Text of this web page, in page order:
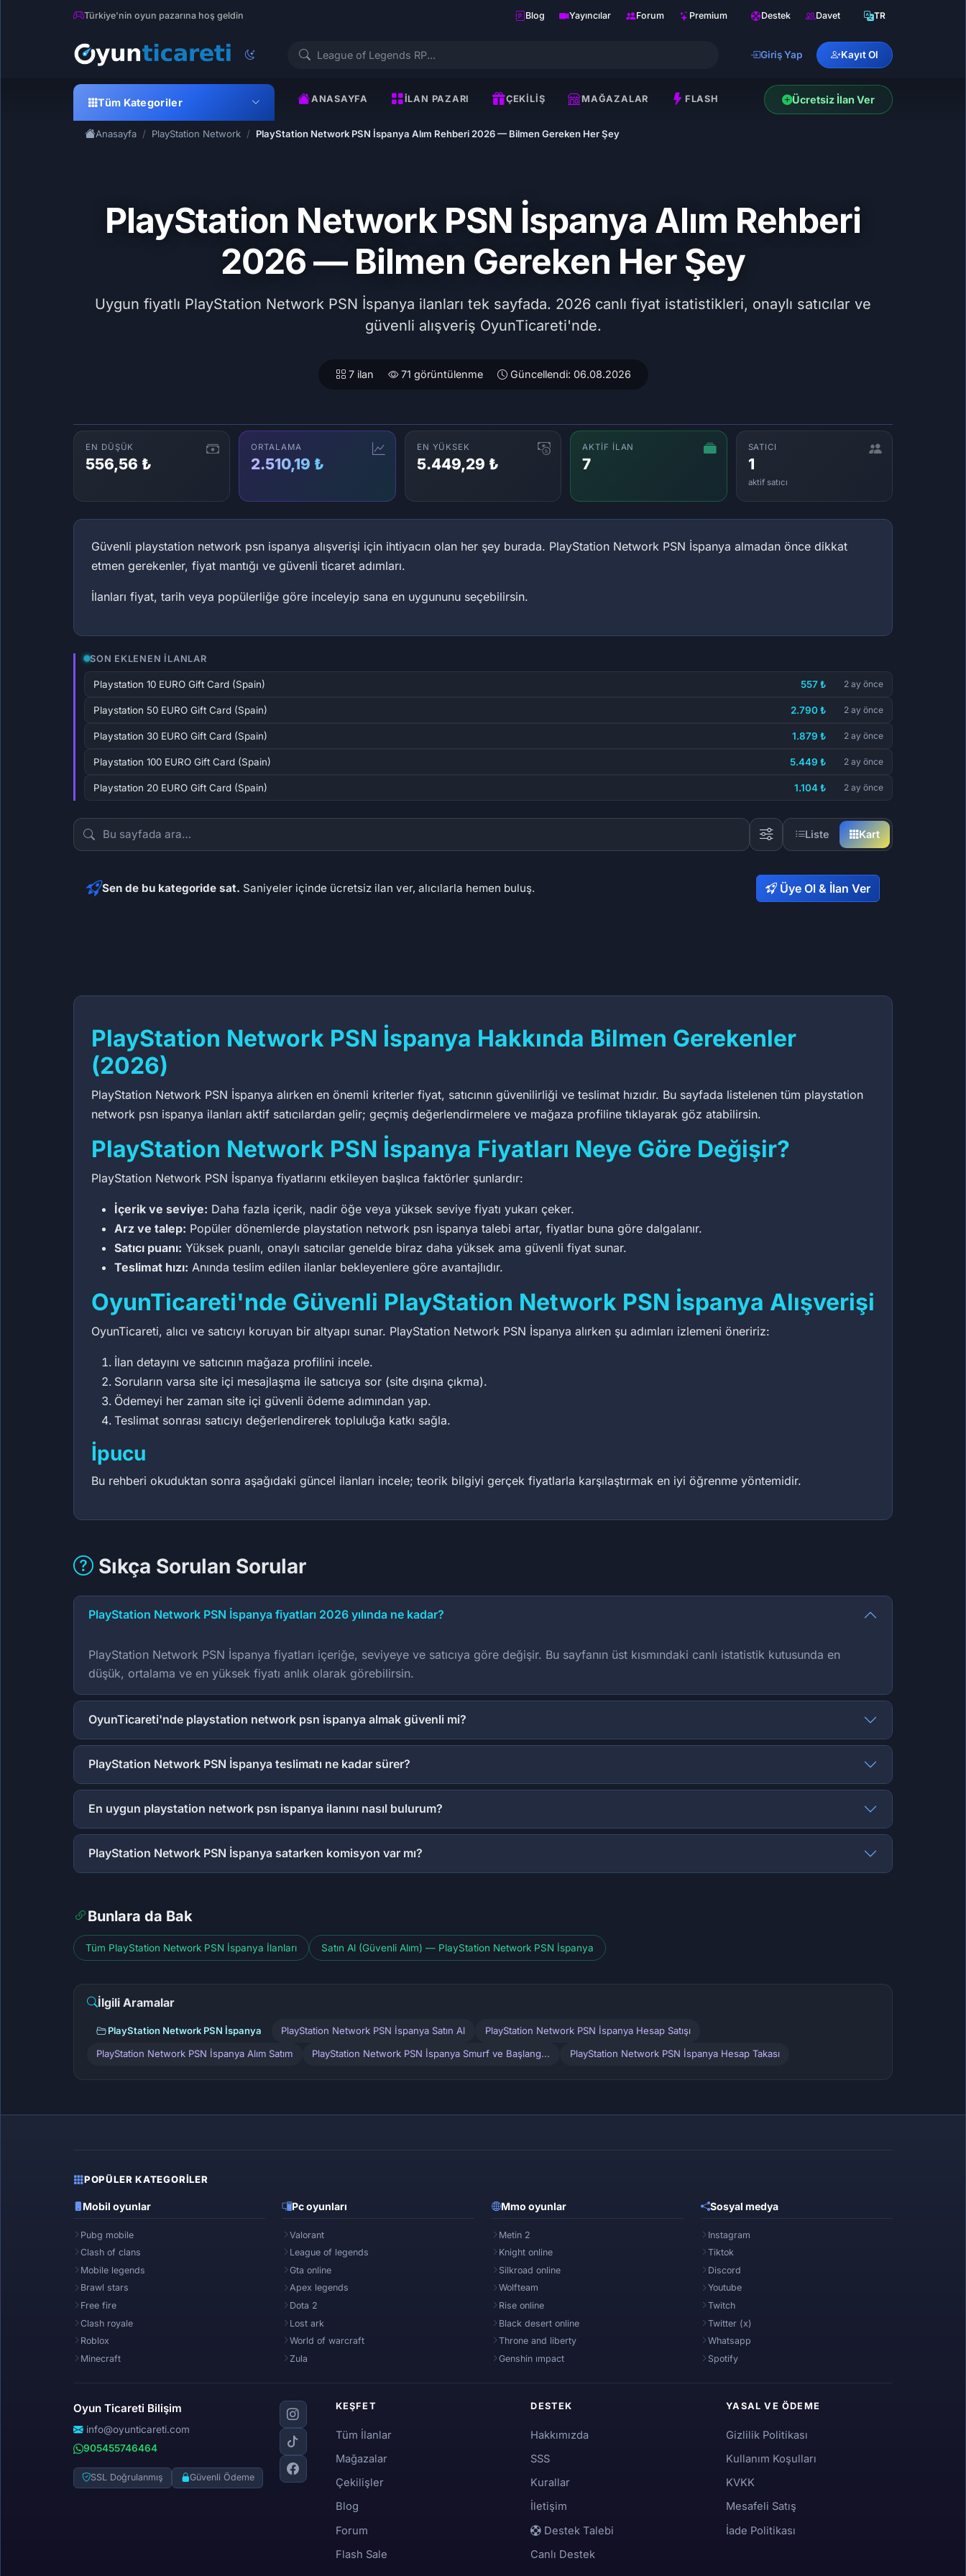
Türkiye'nin oyun pazarına hoş geldin Blog Yayıncılar Forum Premium Destek Davet TR
Giriş Yap Kayıt Ol
Tüm Kategoriler ANASAYFA İLAN PAZARI ÇEKILIŞ MAĞAZALAR FLASH Ücretsiz İlan Ver
Anasayfa PlayStation Network PlayStation Network PSN İspanya Alım Rehberi 2026 — Bilmen Gereken Her Şey
PlayStation Network PSN İspanya Alım Rehberi
2026 — Bilmen Gereken Her Şey
Uygun fiyatlı PlayStation Network PSN İspanya ilanları tek sayfada. 2026 canlı fiyat istatistikleri, onaylı satıcılar ve
güvenli alışveriş OyunTicareti'nde.
7 ilan 71 görüntülenme Güncellendi: 06.08.2026
EN DÜŞÜK
556,56 ₺
ORTALAMA
2.510,19 ₺
EN YÜKSEK
5.449,29 ₺
AKTIF İLAN
7
SATICI
1
aktif satıcı
Güvenli playstation network psn ispanya alışverişi için ihtiyacın olan her şey burada. PlayStation Network PSN İspanya almadan önce dikkat
etmen gerekenler, fiyat mantığı ve güvenli ticaret adımları.
İlanları fiyat, tarih veya popülerliğe göre inceleyip sana en uygununu seçebilirsin.
SON EKLENEN İLANLAR
Playstation 10 EURO Gift Card (Spain) 557 ₺ 2 ay önce
Playstation 50 EURO Gift Card (Spain) 2.790 ₺ 2 ay önce
Playstation 30 EURO Gift Card (Spain) 1.879 ₺ 2 ay önce
Playstation 100 EURO Gift Card (Spain) 5.449 ₺ 2 ay önce
Playstation 20 EURO Gift Card (Spain) 1.104 ₺ 2 ay önce
Liste Kart
Sen de bu kategoride sat. Saniyeler içinde ücretsiz ilan ver, alıcılarla hemen buluş. Üye Ol & İlan Ver
PlayStation Network PSN İspanya Hakkında Bilmen Gerekenler
(2026)
PlayStation Network PSN İspanya alırken en önemli kriterler fiyat, satıcının güvenilirliği ve teslimat hızıdır. Bu sayfada listelenen tüm playstation
network psn ispanya ilanları aktif satıcılardan gelir; geçmiş değerlendirmelere ve mağaza profiline tıklayarak göz atabilirsin.
PlayStation Network PSN İspanya Fiyatları Neye Göre Değişir?
PlayStation Network PSN İspanya fiyatlarını etkileyen başlıca faktörler şunlardır:
İçerik ve seviye: Daha fazla içerik, nadir öğe veya yüksek seviye fiyatı yukarı çeker.
Arz ve talep: Popüler dönemlerde playstation network psn ispanya talebi artar, fiyatlar buna göre dalgalanır.
Satıcı puanı: Yüksek puanlı, onaylı satıcılar genelde biraz daha yüksek ama güvenli fiyat sunar.
Teslimat hızı: Anında teslim edilen ilanlar bekleyenlere göre avantajlıdır.
OyunTicareti'nde Güvenli PlayStation Network PSN İspanya Alışverişi
OyunTicareti, alıcı ve satıcıyı koruyan bir altyapı sunar. PlayStation Network PSN İspanya alırken şu adımları izlemeni öneririz:
İlan detayını ve satıcının mağaza profilini incele.
Soruların varsa site içi mesajlaşma ile satıcıya sor (site dışına çıkma).
Ödemeyi her zaman site içi güvenli ödeme adımından yap.
Teslimat sonrası satıcıyı değerlendirerek topluluğa katkı sağla.
İpucu
Bu rehberi okuduktan sonra aşağıdaki güncel ilanları incele; teorik bilgiyi gerçek fiyatlarla karşılaştırmak en iyi öğrenme yöntemidir.
Sıkça Sorulan Sorular
PlayStation Network PSN İspanya fiyatları 2026 yılında ne kadar?
PlayStation Network PSN İspanya fiyatları içeriğe, seviyeye ve satıcıya göre değişir. Bu sayfanın üst kısmındaki canlı istatistik kutusunda en
düşük, ortalama ve en yüksek fiyatı anlık olarak görebilirsin.
OyunTicareti'nde playstation network psn ispanya almak güvenli mi?
PlayStation Network PSN İspanya teslimatı ne kadar sürer?
En uygun playstation network psn ispanya ilanını nasıl bulurum?
PlayStation Network PSN İspanya satarken komisyon var mı?
Bunlara da Bak
Tüm PlayStation Network PSN İspanya İlanları Satın Al (Güvenli Alım) — PlayStation Network PSN İspanya
İlgili Aramalar
PlayStation Network PSN İspanya PlayStation Network PSN İspanya Satın Al PlayStation Network PSN İspanya Hesap Satışı
PlayStation Network PSN İspanya Alım Satım PlayStation Network PSN İspanya Smurf ve Başlang... PlayStation Network PSN İspanya Hesap Takası
POPÜLER KATEGORILER
Mobil oyunlar
Pubg mobile
Clash of clans
Mobile legends
Brawl stars
Free fire
Clash royale
Roblox
Minecraft
Pc oyunları
Valorant
League of legends
Gta online
Apex legends
Dota 2
Lost ark
World of warcraft
Zula
Mmo oyunlar
Metin 2
Knight online
Silkroad online
Wolfteam
Rise online
Black desert online
Throne and liberty
Genshin ımpact
Sosyal medya
Instagram
Tiktok
Discord
Youtube
Twitch
Twitter (x)
Whatsapp
Spotify
Oyun Ticareti Bilişim
info@oyunticareti.com
905455746464
SSL Doğrulanmış Güvenli Ödeme
KEŞFET
Tüm İlanlar
Mağazalar
Çekilişler
Blog
Forum
Flash Sale
DESTEK
Hakkımızda
SSS
Kurallar
İletişim
Destek Talebi
Canlı Destek
YASAL VE ÖDEME
Gizlilik Politikası
Kullanım Koşulları
KVKK
Mesafeli Satış
İade Politikası